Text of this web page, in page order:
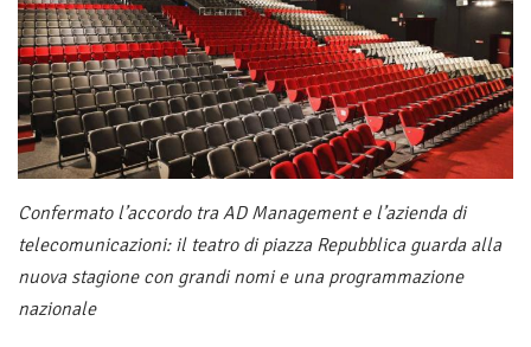
Confermato l’accordo tra AD Management e l’azienda di
telecomunicazioni: il teatro di piazza Repubblica guarda alla
nuova stagione con grandi nomi e una programmazione
nazionale